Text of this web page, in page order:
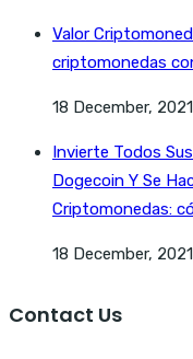
Valor
criptomonedas
18 December, 2021
Invierte Todos
Dogecoin Y Se
Criptomonedas:
18 December, 2021
Contact Us